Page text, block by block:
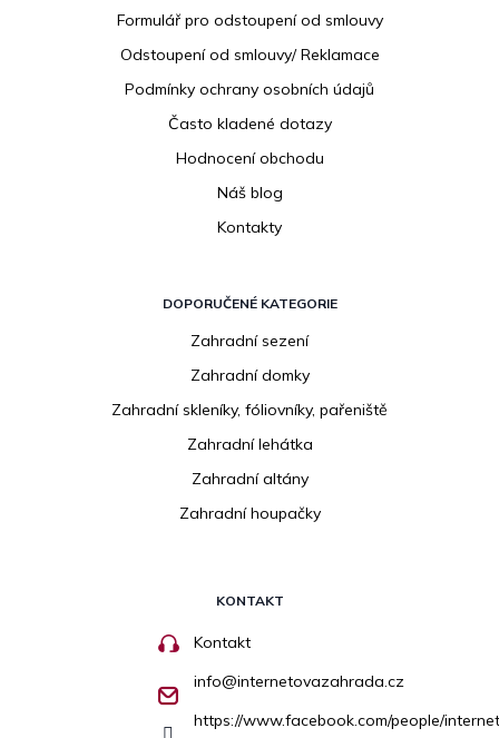
Formulář pro odstoupení od smlouvy
Odstoupení od smlouvy/ Reklamace
Podmínky ochrany osobních údajů
Často kladené dotazy
Hodnocení obchodu
Náš blog
Kontakty
DOPORUČENÉ KATEGORIE
Zahradní sezení
Zahradní domky
Zahradní skleníky, fóliovníky, pařeniště
Zahradní lehátka
Zahradní altány
Zahradní houpačky
KONTAKT
Kontakt
info@internetovazahrada.cz
https://www.facebook.com/people/